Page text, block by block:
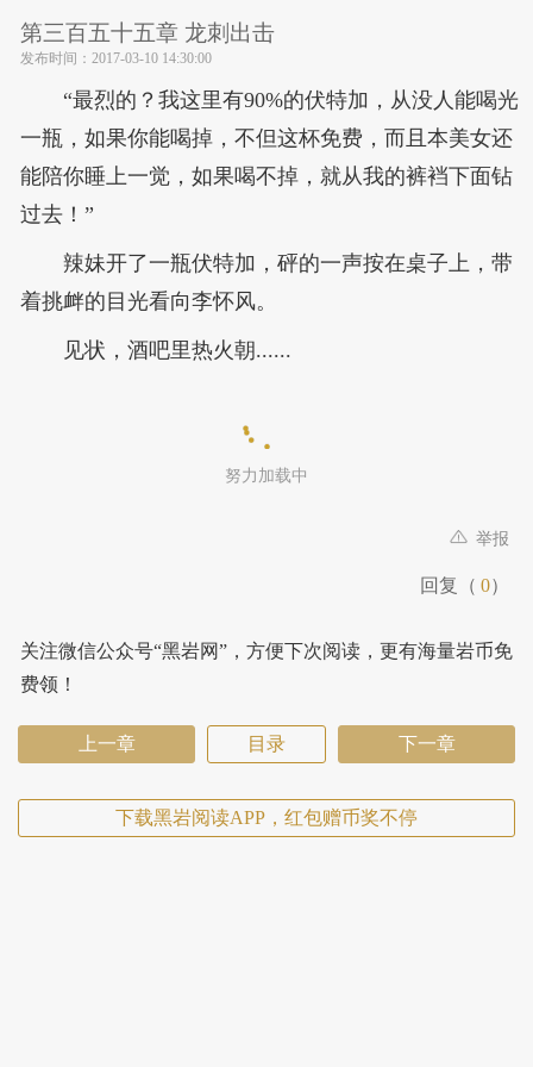
第三百五十五章 龙刺出击
发布时间： 2017-03-10 14:30:00
“最烈的？我这里有90%的伏特加，从没人能喝光
一瓶，如果你能喝掉，不但这杯免费，而且本美女还
能陪你睡上一觉，如果喝不掉，就从我的裤裆下面钻
过去！”
辣妹开了一瓶伏特加，砰的一声按在桌子上，带
着挑衅的目光看向李怀风。
见状，酒吧里热火朝......
努力加载中
举报
回复（ 0）
关注微信公众号“黑岩网”，方便下次阅读，更有海量岩币免
费领！
上一章 目录 下一章
下载黑岩阅读APP，红包赠币奖不停